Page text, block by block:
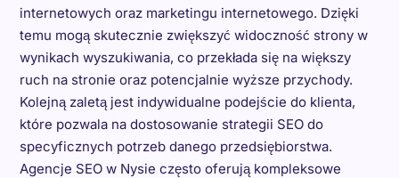
internetowych oraz marketingu internetowego. Dzięki
temu mogą skutecznie zwiększyć widoczność strony w
wynikach wyszukiwania, co przekłada się na większy
ruch na stronie oraz potencjalnie wyższe przychody.
Kolejną zaletą jest indywidualne podejście do klienta,
które pozwala na dostosowanie strategii SEO do
specyficznych potrzeb danego przedsiębiorstwa.
Agencje SEO w Nysie często oferują kompleksowe